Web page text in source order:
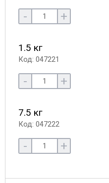
- +
1.5 кг
Код: 047221
- +
7.5 кг
Код: 047222
- +